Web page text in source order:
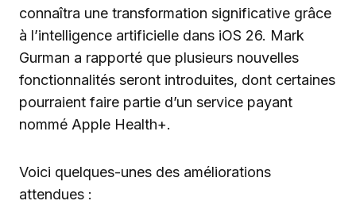
connaîtra une transformation significative grâce
à l’intelligence artificielle dans iOS 26. Mark
Gurman a rapporté que plusieurs nouvelles
fonctionnalités seront introduites, dont certaines
pourraient faire partie d’un service payant
nommé Apple Health+.
Voici quelques-unes des améliorations
attendues :